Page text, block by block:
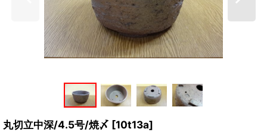
丸切立中深/4.5号/焼〆 [10t13a]